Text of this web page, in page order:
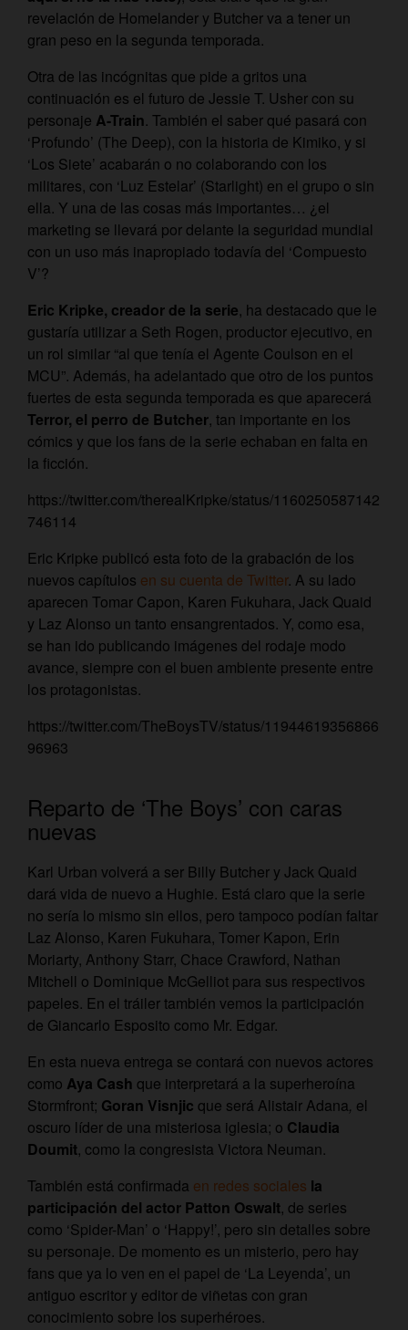
revelación de Homelander y Butcher va a tener un
gran peso en la segunda temporada.
Otra de las incógnitas que pide a gritos una
continuación es el futuro de Jessie T. Usher con su
personaje A-Train. También el saber qué pasará con
‘Profundo’ (The Deep), con la historia de Kimiko, y si
‘Los Siete’ acabarán o no colaborando con los
militares, con ‘Luz Estelar’ (Starlight) en el grupo o sin
ella. Y una de las cosas más importantes… ¿el
marketing se llevará por delante la seguridad mundial
con un uso más inapropiado todavía del ‘Compuesto
V’?
Eric Kripke, creador de la serie, ha destacado que le
gustaría utilizar a Seth Rogen, productor ejecutivo, en
un rol similar “al que tenía el Agente Coulson en el
MCU”. Además, ha adelantado que otro de los puntos
fuertes de esta segunda temporada es que aparecerá
Terror, el perro de Butcher, tan importante en los
cómics y que los fans de la serie echaban en falta en
la ficción.
https://twitter.com/therealKripke/status/1160250587142
746114
Eric Kripke publicó esta foto de la grabación de los
nuevos capítulos en su cuenta de Twitter. A su lado
aparecen Tomar Capon, Karen Fukuhara, Jack Quaid
y Laz Alonso un tanto ensangrentados. Y, como esa,
se han ido publicando imágenes del rodaje modo
avance, siempre con el buen ambiente presente entre
los protagonistas.
https://twitter.com/TheBoysTV/status/11944619356866
96963
Reparto de ‘The Boys’ con caras
nuevas
Karl Urban volverá a ser Billy Butcher y Jack Quaid
dará vida de nuevo a Hughie. Está claro que la serie
no sería lo mismo sin ellos, pero tampoco podían faltar
Laz Alonso, Karen Fukuhara, Tomer Kapon, Erin
Moriarty, Anthony Starr, Chace Crawford, Nathan
Mitchell o Dominique McGelliot para sus respectivos
papeles. En el tráiler también vemos la participación
de Giancarlo Esposito como Mr. Edgar.
En esta nueva entrega se contará con nuevos actores
como Aya Cash que interpretará a la superheroína
Stormfront; Goran Visnjic que será Alistair Adana, el
oscuro líder de una misteriosa iglesia; o Claudia
Doumit, como la congresista Victora Neuman.
También está confirmada en redes sociales la
participación del actor Patton Oswalt, de series
como ‘Spider-Man’ o ‘Happy!’, pero sin detalles sobre
su personaje. De momento es un misterio, pero hay
fans que ya lo ven en el papel de ‘La Leyenda’, un
antiguo escritor y editor de viñetas con gran
conocimiento sobre los superhéroes.